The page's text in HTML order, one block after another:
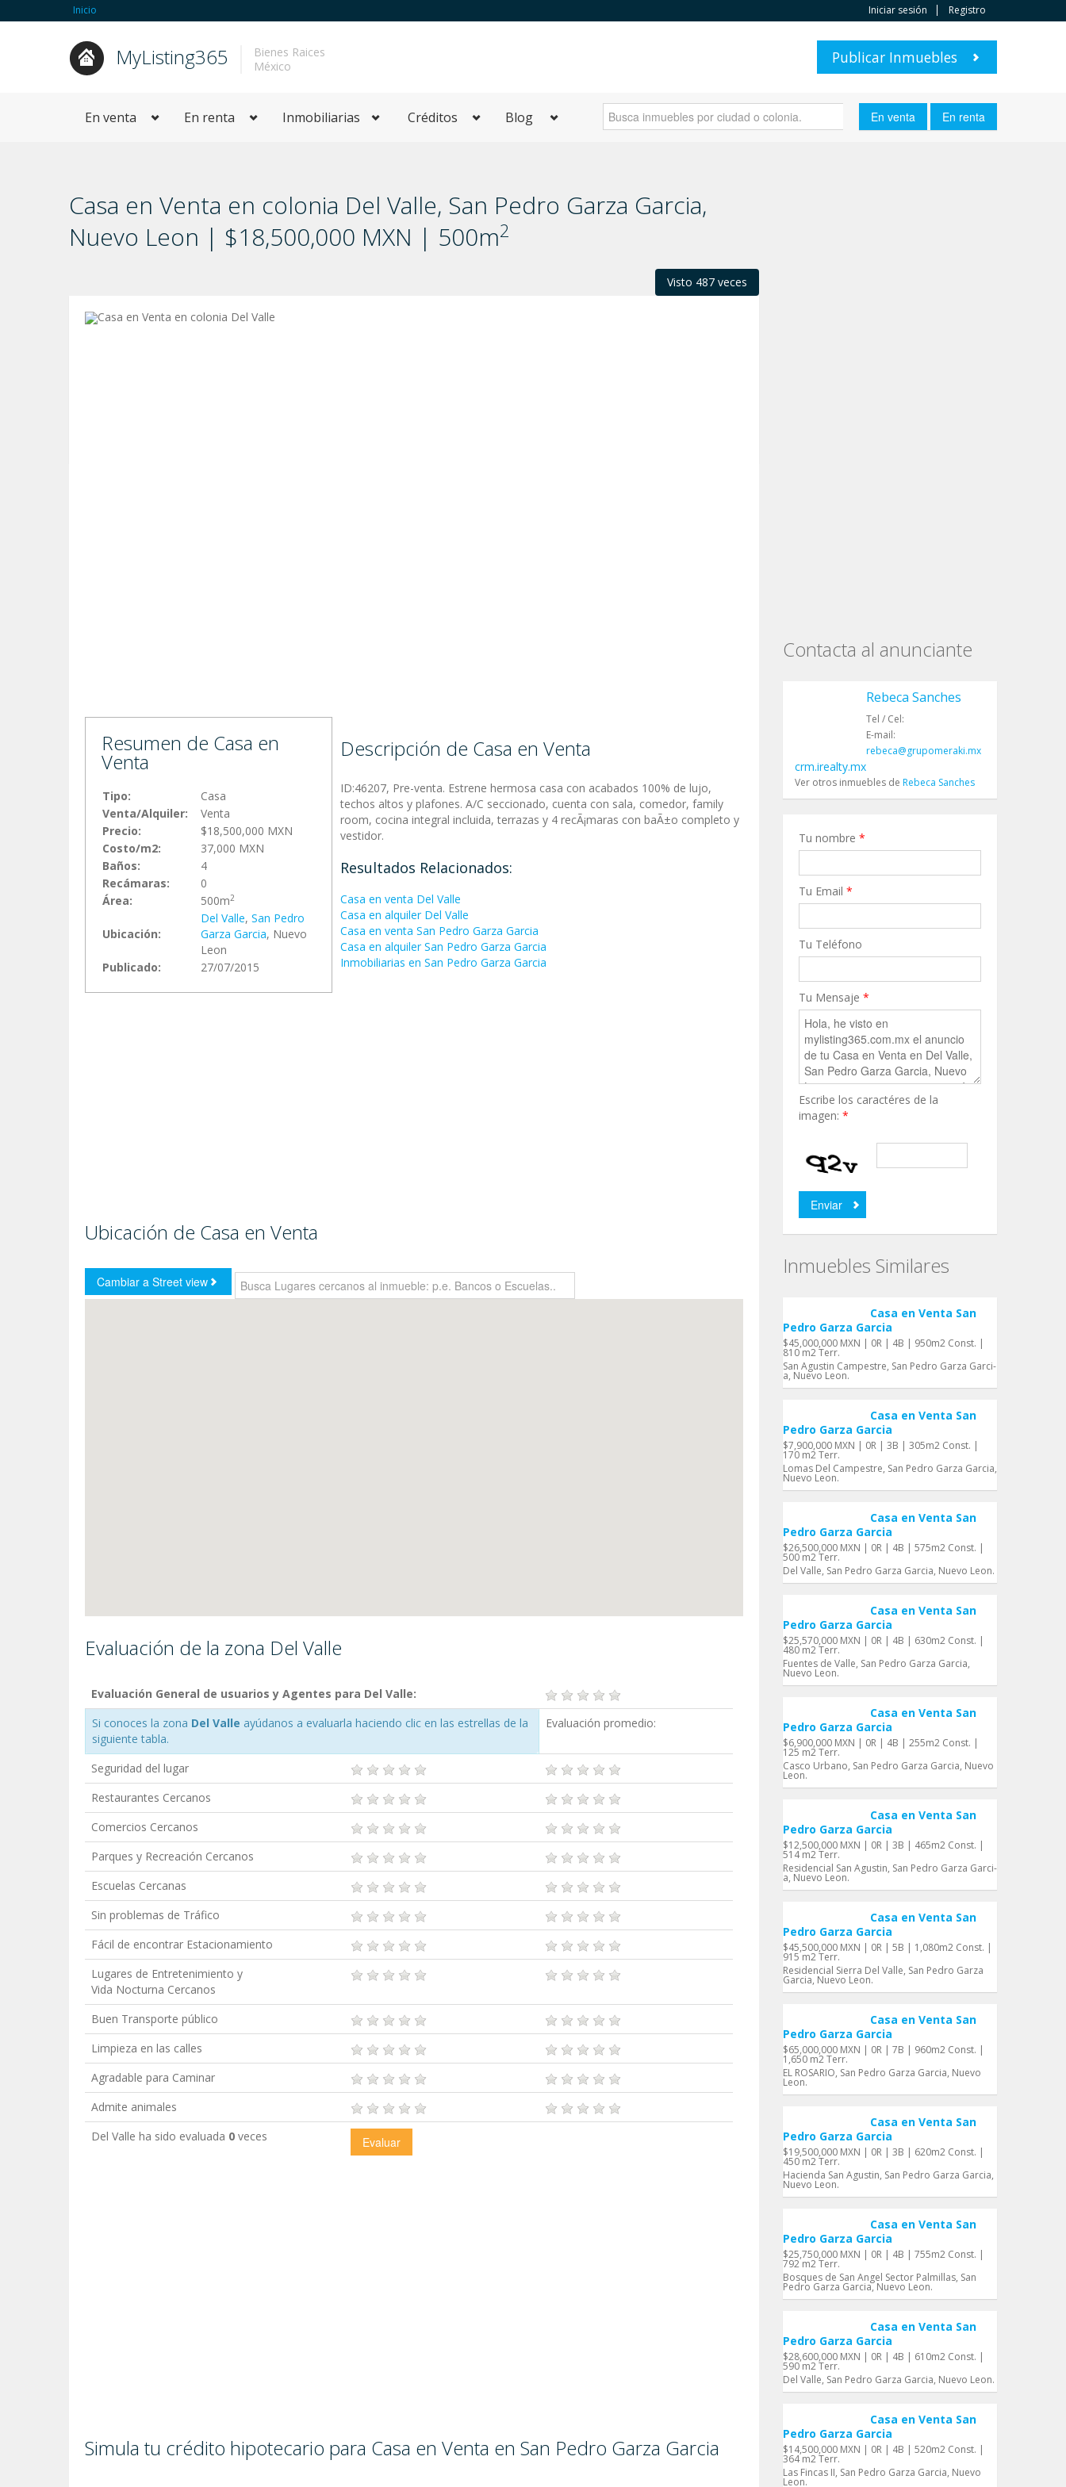
Inicio Iniciar sesión Registro
MyListing365
Bienes Raices
México
Publicar Inmuebles
En venta En renta Inmobiliarias Créditos Blog
Casa en Venta en colonia Del Valle, San Pedro Garza Garci­a,
Nuevo Leon | $18,500,000 MXN | 500m2
Visto 487 veces
Resumen de Casa en
Venta
Tipo:
Casa
Venta/Alquiler:
Venta
Precio:
$18,500,000 MXN
Costo/m2:
37,000 MXN
Baños:
4
Recámaras:
0
Área:
500m2
Ubicación:
Del Valle, San Pedro
Garza Garci­a, Nuevo
Leon
Publicado:
27/07/2015
Descripción de Casa en Venta
ID:46207, Pre-venta. Estrene hermosa casa con acabados 100% de lujo,
techos altos y plafones. A/C seccionado, cuenta con sala, comedor, family
room, cocina integral incluida, terrazas y 4 recÃ¡maras con baÃ±o completo y
vestidor.
Resultados Relacionados:
Casa en venta Del Valle
Casa en alquiler Del Valle
Casa en venta San Pedro Garza Garci­a
Casa en alquiler San Pedro Garza Garci­a
Inmobiliarias en San Pedro Garza Garci­a
Ubicación de Casa en Venta
Evaluación de la zona Del Valle
Evaluación General de usuarios y Agentes para Del Valle:
Si conoces la zona Del Valle ayúdanos a evaluarla haciendo clic en las estrellas de la
siguiente tabla.
Evaluación promedio:
Seguridad del lugar
Restaurantes Cercanos
Comercios Cercanos
Parques y Recreación Cercanos
Escuelas Cercanas
Sin problemas de Tráfico
Fácil de encontrar Estacionamiento
Lugares de Entretenimiento y
Vida Nocturna Cercanos
Buen Transporte público
Limpieza en las calles
Agradable para Caminar
Admite animales
Del Valle ha sido evaluada 0 veces
Simula tu crédito hipotecario para Casa en Venta en San Pedro Garza Garci­a
Contacta al anunciante
Rebeca Sanches
Tel / Cel:
E-mail:
rebeca@grupomeraki.mx
crm.irealty.mx
Ver otros inmuebles de Rebeca Sanches
Tu nombre *
Tu Email *
Tu Teléfono
Tu Mensaje *
Escribe los caractéres de la
imagen: *
Inmuebles Similares
Casa en Venta San
Pedro Garza Garci­a
$45,000,000 MXN | 0R | 4B | 950m2 Const. |
810 m2 Terr.
San Agustin Campestre, San Pedro Garza Garci­
a, Nuevo Leon.
Casa en Venta San
Pedro Garza Garci­a
$7,900,000 MXN | 0R | 3B | 305m2 Const. |
170 m2 Terr.
Lomas Del Campestre, San Pedro Garza Garci­a,
Nuevo Leon.
Casa en Venta San
Pedro Garza Garci­a
$26,500,000 MXN | 0R | 4B | 575m2 Const. |
500 m2 Terr.
Del Valle, San Pedro Garza Garci­a, Nuevo Leon.
Casa en Venta San
Pedro Garza Garci­a
$25,570,000 MXN | 0R | 4B | 630m2 Const. |
480 m2 Terr.
Fuentes de Valle, San Pedro Garza Garci­a,
Nuevo Leon.
Casa en Venta San
Pedro Garza Garci­a
$6,900,000 MXN | 0R | 4B | 255m2 Const. |
125 m2 Terr.
Casco Urbano, San Pedro Garza Garci­a, Nuevo
Leon.
Casa en Venta San
Pedro Garza Garci­a
$12,500,000 MXN | 0R | 3B | 465m2 Const. |
514 m2 Terr.
Residencial San Agustin, San Pedro Garza Garci­
a, Nuevo Leon.
Casa en Venta San
Pedro Garza Garci­a
$45,500,000 MXN | 0R | 5B | 1,080m2 Const. |
915 m2 Terr.
Residencial Sierra Del Valle, San Pedro Garza
Garci­a, Nuevo Leon.
Casa en Venta San
Pedro Garza Garci­a
$65,000,000 MXN | 0R | 7B | 960m2 Const. |
1,650 m2 Terr.
EL ROSARIO, San Pedro Garza Garci­a, Nuevo
Leon.
Casa en Venta San
Pedro Garza Garci­a
$19,500,000 MXN | 0R | 3B | 620m2 Const. |
450 m2 Terr.
Hacienda San Agustin, San Pedro Garza Garci­a,
Nuevo Leon.
Casa en Venta San
Pedro Garza Garci­a
$25,750,000 MXN | 0R | 4B | 755m2 Const. |
792 m2 Terr.
Bosques de San Angel Sector Palmillas, San
Pedro Garza Garci­a, Nuevo Leon.
Casa en Venta San
Pedro Garza Garci­a
$28,600,000 MXN | 0R | 4B | 610m2 Const. |
590 m2 Terr.
Del Valle, San Pedro Garza Garci­a, Nuevo Leon.
Casa en Venta San
Pedro Garza Garci­a
$14,500,000 MXN | 0R | 4B | 520m2 Const. |
364 m2 Terr.
Las Fincas II, San Pedro Garza Garci­a, Nuevo
Leon.